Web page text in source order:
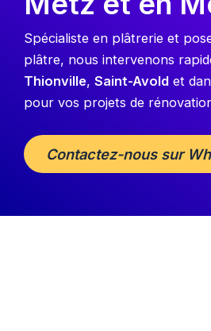
Spécialiste en plâtrerie et
plâtre, nous intervenons
Thionville, Saint-Avold et
pour vos projets de
Contactez-nous sur